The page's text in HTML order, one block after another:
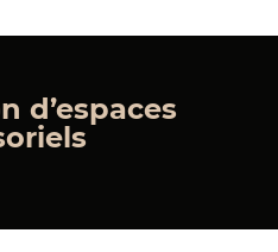
d’espaces